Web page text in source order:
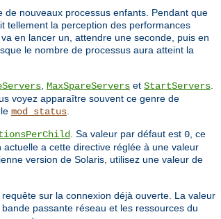
nouveaux processus enfants. Pendant que
tellement la perception des performances
en lancer un, attendre une seconde, puis en
le nombre de processus aura atteint la
, MaxSpareServers et StartServers.
voyez apparaître souvent ce genre de
mod_status.
. Sa valeur par défaut est 0, ce
a cette directive réglée à une valeur
version de Solaris, utilisez une valeur de
sur la connexion déjà ouverte. La valeur
passante réseau et les ressources du